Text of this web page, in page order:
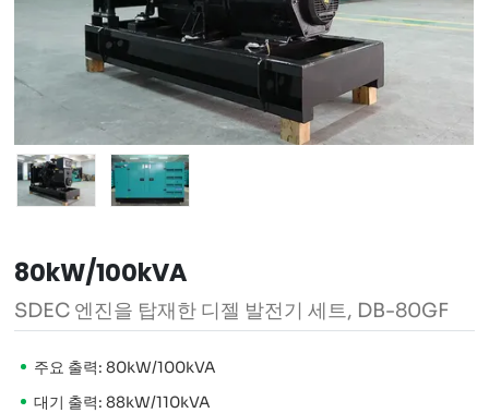
80kW/100kVA
SDEC 엔진을 탑재한 디젤 발전기 세트, DB-80GF
주요 출력: 80kW/100kVA
대기 출력: 88kW/110kVA